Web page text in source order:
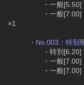
・一般[5.50]：ガ
・一般[7.00]：ブ
×1
・No.003：特別
・特別[6.20]：リ
・一般[7.00]：高
・一般[7.00]：ス